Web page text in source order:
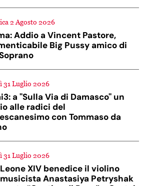
2 Agosto 2026
Addio a Vincent Pastore,
Big Pussy amico di
31 Luglio 2026
a "Sulla Via di Damasco" un
alle radici del
con Tommaso da
31 Luglio 2026
XIV benedice il violino
Anastasiya Petryshak